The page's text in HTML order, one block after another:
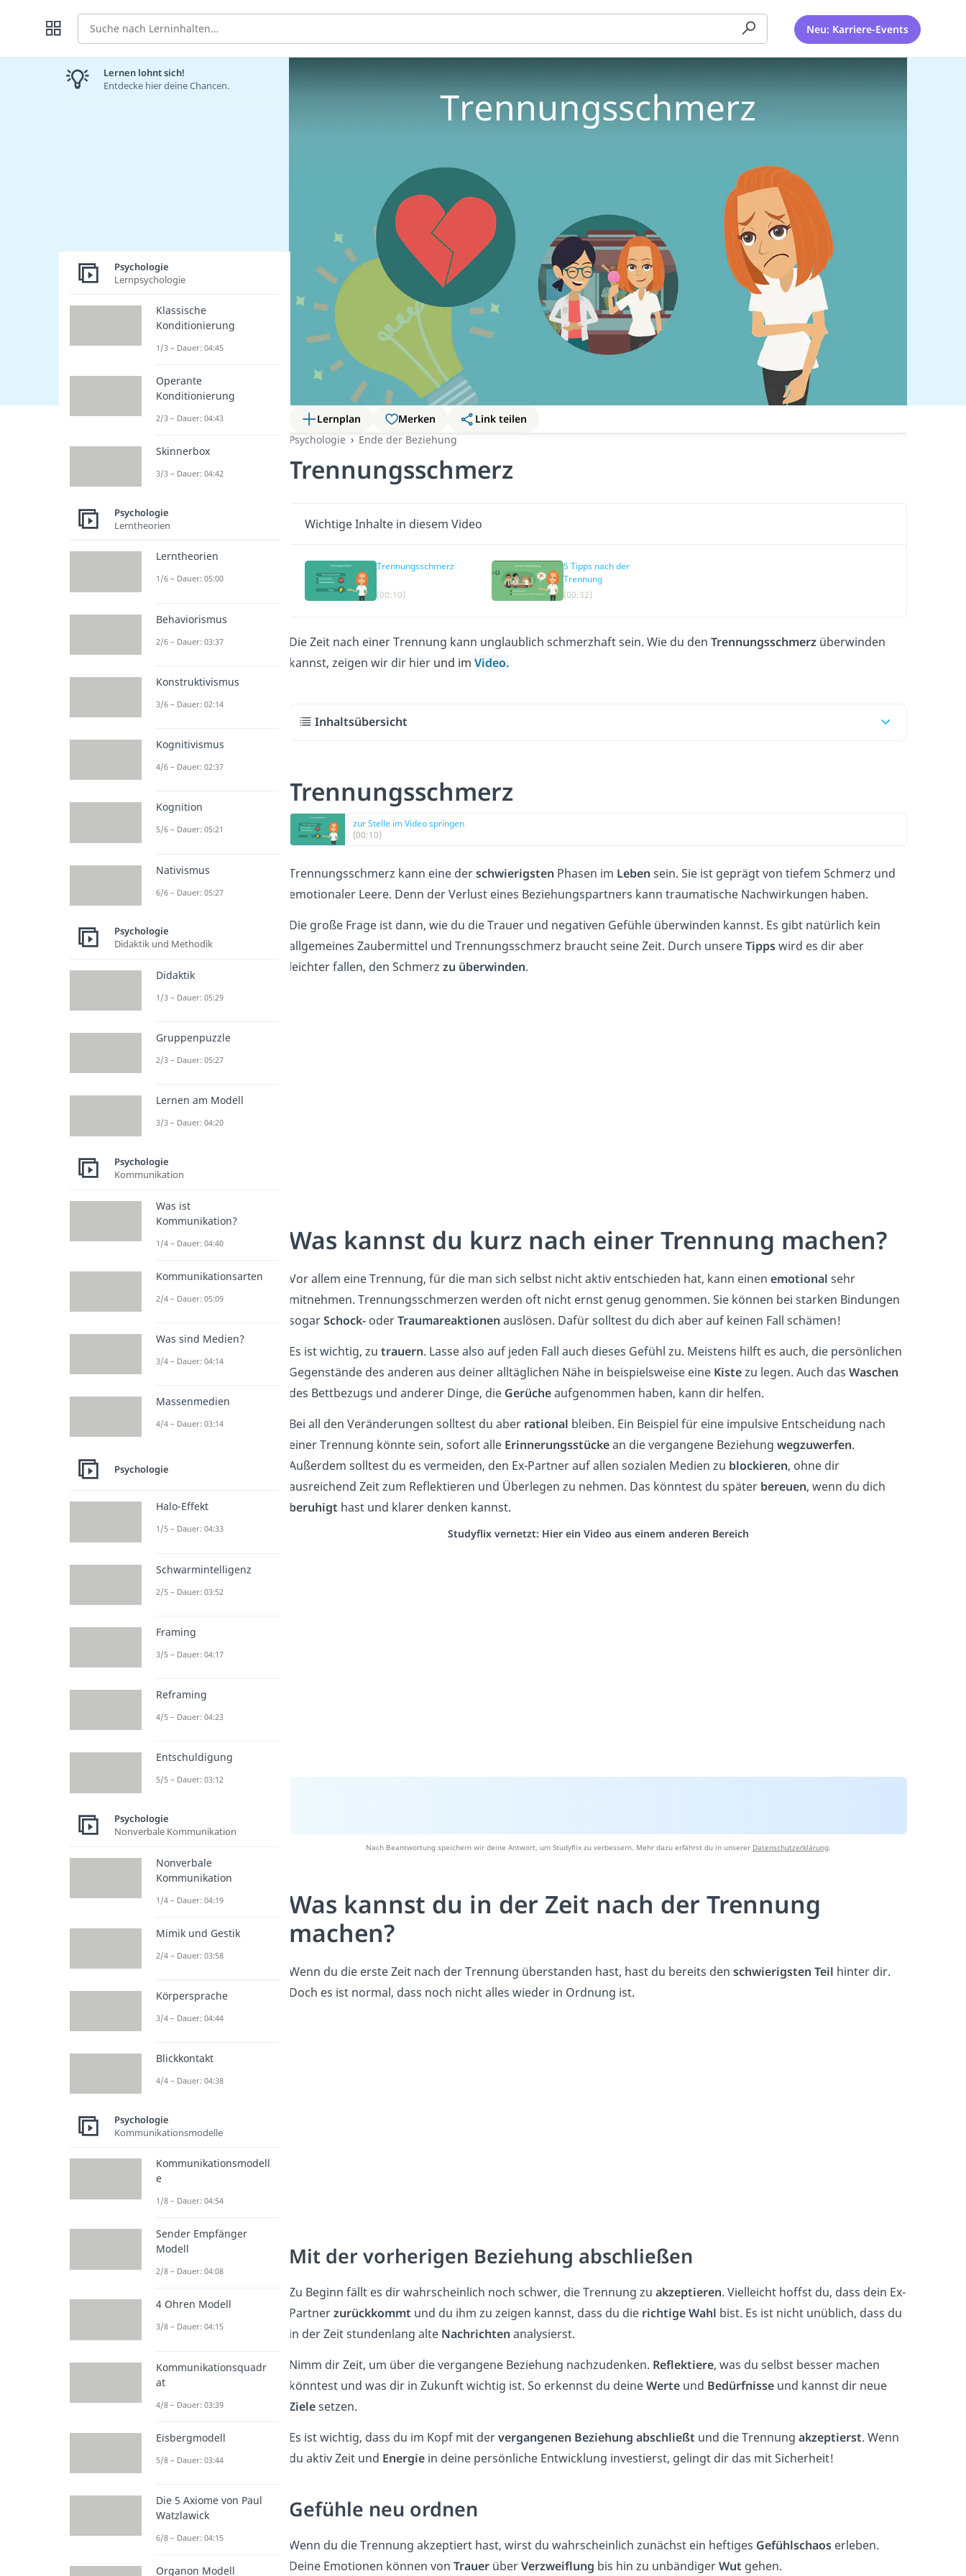
Suche Neu: Karriere-Events
Lernplan Merken
Link teilen
Psychologie
Ende der Beziehung
Trennungsschmerz
Wichtige Inhalte in diesem Video
Trennungsschmerz
(00:10)
5 Tipps nach der
Trennung
(00:32)
Die Zeit nach einer Trennung kann unglaublich schmerzhaft sein. Wie du den Trennungsschmerz überwinden
kannst, zeigen wir dir hier und im Video.
Inhaltsübersicht
Trennungsschmerz
zur Stelle im Video springen
(00:10)
Trennungsschmerz kann eine derschwierigsten Phasen im Leben sein. Sie ist geprägt von tiefem Schmerz und
emotionaler Leere. Denn der Verlust eines Beziehungspartners kann traumatische Nachwirkungen haben.
Die große Frage ist dann, wie du die Trauer und negativen Gefühle überwinden kannst. Es gibt natürlich kein
allgemeines Zaubermittel und Trennungsschmerz braucht seine Zeit. Durch unsereTippswird es dir aber
leichter fallen, den Schmerz zu überwinden.
Was kannst du kurz nach einer Trennung machen?
Vor allem eine Trennung, für die man sich selbst nicht aktiv entschieden hat, kann einen emotional sehr
mitnehmen. Trennungsschmerzen werden oft nicht ernst genug genommen. Sie können bei starken Bindungen
sogarSchock- oderTraumareaktionen auslösen. Dafür solltest du dich aber auf keinen Fall schämen!
Es ist wichtig, zu trauern. Lasse also auf jeden Fall auch dieses Gefühl zu. Meistens hilft es auch, die persönlichen
Gegenstände des anderen aus deiner alltäglichen Nähe in beispielsweise eine Kistezu legen. Auch das Waschen
des Bettbezugs und anderer Dinge, die Gerücheaufgenommen haben, kann dir helfen.
Bei all den Veränderungen solltest du aber rational bleiben. Ein Beispiel für eine impulsive Entscheidung nach
einer Trennung könnte sein, sofort alle Erinnerungsstückean die vergangene Beziehung wegzuwerfen.
Außerdem solltest du es vermeiden, den Ex-Partner auf allen sozialen Medien zu blockieren, ohne dir
ausreichend Zeit zum Reflektieren und Überlegen zu nehmen. Das könntest du später bereuen, wenn du dich
beruhigt hast und klarer denken kannst.
Studyflix vernetzt: Hier ein Video aus einem anderen Bereich
Nach Beantwortung speichern wir deine Antwort, um Studyflix zu verbessern. Mehr dazu erfährst du in unserer Datenschutzerklärung.
Was kannst du in der Zeit nach der Trennung
machen?
Wenn du die erste Zeit nach der Trennung überstanden hast, hast du bereits den schwierigsten Teil hinter dir.
Doch es ist normal, dass noch nicht alles wieder in Ordnung ist.
Mit der vorherigen Beziehung abschließen
Zu Beginn fällt es dir wahrscheinlich noch schwer, die Trennung zu akzeptieren. Vielleicht hoffst du, dass dein Ex-
Partnerzurückkommt und du ihm zu zeigen kannst, dass du die richtige Wahl bist. Es ist nicht unüblich, dass du
in der Zeit stundenlang alte Nachrichten analysierst.
Nimm dir Zeit, um über die vergangene Beziehung nachzudenken. Reflektiere, was du selbst besser machen
könntest und was dir in Zukunft wichtig ist. So erkennst du deineWerte und Bedürfnisse und kannst dir neue
Zielesetzen.
Es ist wichtig, dass du im Kopf mit dervergangenen Beziehung abschließt und die Trennung akzeptierst. Wenn
du aktiv Zeit und Energie in deine persönliche Entwicklung investierst, gelingt dir das mit Sicherheit!
Gefühle neu ordnen
Wenn du die Trennung akzeptiert hast, wirst du wahrscheinlich zunächst ein heftiges Gefühlschaos erleben.
Deine Emotionen können von Trauer überVerzweiflung bis hin zu unbändigerWut gehen.
Lernen lohnt sich!
Entdecke hier deine Chancen.
Psychologie
Lernpsychologie
Klassische
Konditionierung
1/3 – Dauer: 04:45
Operante
Konditionierung
2/3 – Dauer: 04:43
Skinnerbox
3/3 – Dauer: 04:42
Psychologie
Lerntheorien
Lerntheorien
1/6 – Dauer: 05:00
Behaviorismus
2/6 – Dauer: 03:37
Konstruktivismus
3/6 – Dauer: 02:14
Kognitivismus
4/6 – Dauer: 02:37
Kognition
5/6 – Dauer: 05:21
Nativismus
6/6 – Dauer: 05:27
Psychologie
Didaktik und Methodik
Didaktik
1/3 – Dauer: 05:29
Gruppenpuzzle
2/3 – Dauer: 05:27
Lernen am Modell
3/3 – Dauer: 04:20
Psychologie
Kommunikation
Was ist
Kommunikation?
1/4 – Dauer: 04:40
Kommunikationsarten
2/4 – Dauer: 05:09
Was sind Medien?
3/4 – Dauer: 04:14
Massenmedien
4/4 – Dauer: 03:14
Psychologie
Halo-Effekt
1/5 – Dauer: 04:33
Schwarmintelligenz
2/5 – Dauer: 03:52
Framing
3/5 – Dauer: 04:17
Reframing
4/5 – Dauer: 04:23
Entschuldigung
5/5 – Dauer: 03:12
Psychologie
Nonverbale Kommunikation
Nonverbale
Kommunikation
1/4 – Dauer: 04:19
Mimik und Gestik
2/4 – Dauer: 03:58
Körpersprache
3/4 – Dauer: 04:44
Blickkontakt
4/4 – Dauer: 04:38
Psychologie
Kommunikationsmodelle
Kommunikationsmodell
e
1/8 – Dauer: 04:54
Sender Empfänger
Modell
2/8 – Dauer: 04:08
4 Ohren Modell
3/8 – Dauer: 04:15
Kommunikationsquadr
at
4/8 – Dauer: 03:39
Eisbergmodell
5/8 – Dauer: 03:44
Die 5 Axiome von Paul
Watzlawick
6/8 – Dauer: 04:15
Organon Modell